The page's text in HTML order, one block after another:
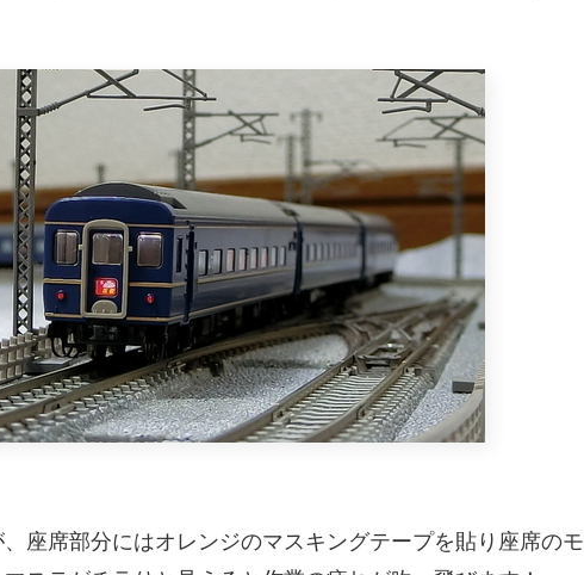
座席部分にはオレンジのマスキングテープを貼り座席のモ